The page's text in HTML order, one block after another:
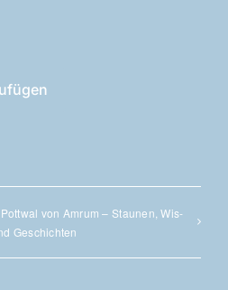
von Amrum – Stau­nen, Wis­
Geschichten